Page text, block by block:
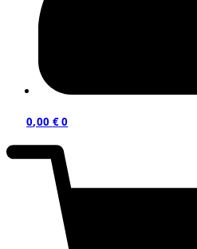
0,00 €0